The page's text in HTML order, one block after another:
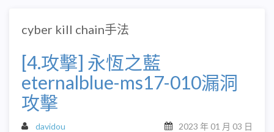
cyber kill chain手法
[4.攻擊] 永恆之藍
eternalblue-ms17-010漏洞
攻擊
davidou 2023 年 01 月 03 日